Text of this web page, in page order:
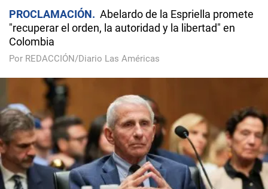
PROCLAMACIÓN
Abelardo de la Espriella promete
"recuperar el orden, la autoridad y la libertad" en
Colombia
Por REDACCIÓN/Diario Las Américas